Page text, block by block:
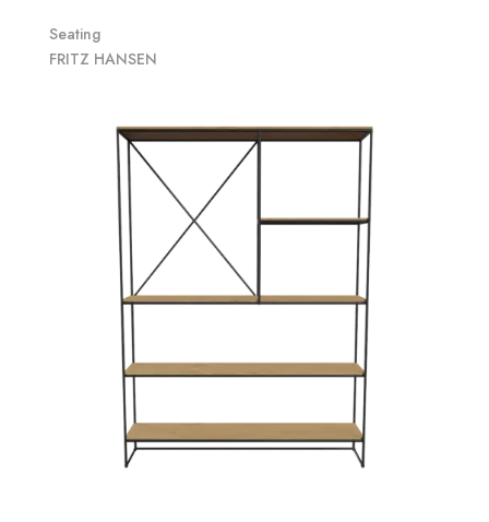
Seating
FRITZ HANSEN